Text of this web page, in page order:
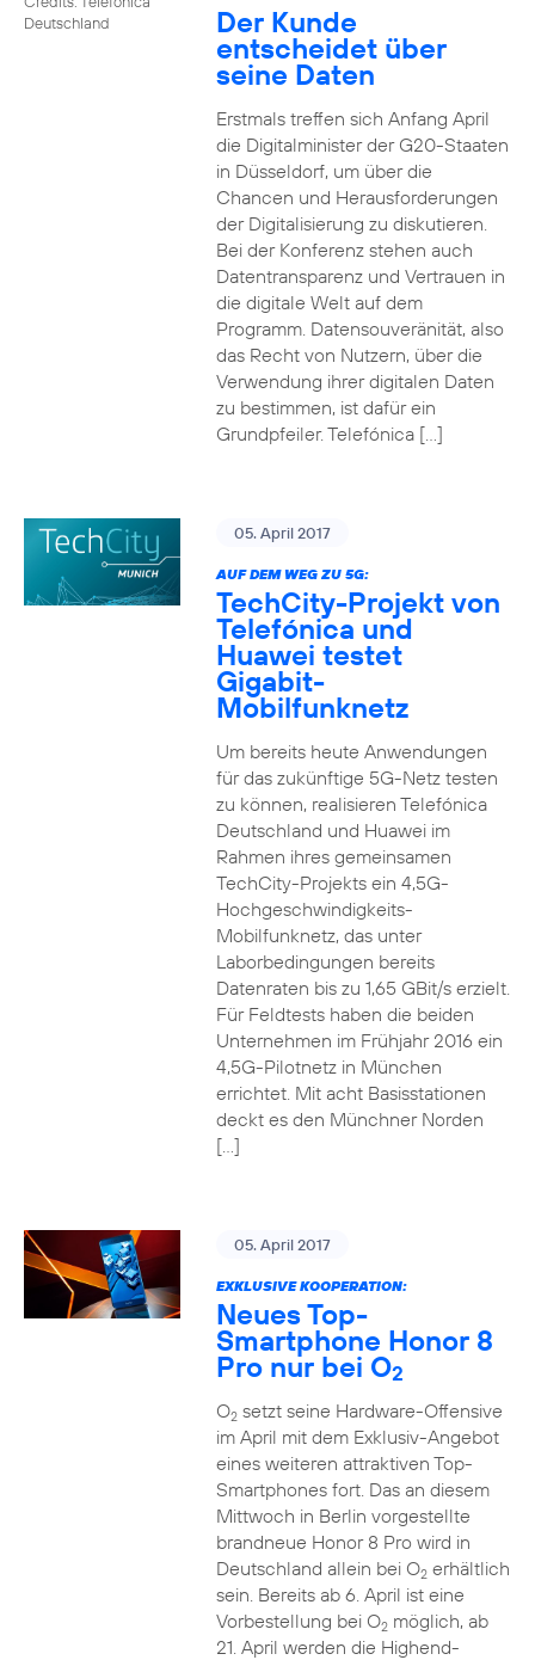
Deutschland
Der Kunde
entscheidet über
seine Daten
Erstmals treffen sich Anfang April
die Digitalminister der G20-Staaten
in Düsseldorf, um über die
Chancen und Herausforderungen
der Digitalisierung zu diskutieren.
Bei der Konferenz stehen auch
Datentransparenz und Vertrauen in
die digitale Welt auf dem
Programm. Datensouveränität, also
das Recht von Nutzern, über die
Verwendung ihrer digitalen Daten
zu bestimmen, ist dafür ein
Grundpfeiler. Telefónica […]
05. April 2017
AUF DEM WEG ZU 5G:
TechCity-Projekt von
Telefónica und
Huawei testet
Gigabit-
Mobilfunknetz
Um bereits heute Anwendungen
für das zukünftige 5G-Netz testen
zu können, realisieren Telefónica
Deutschland und Huawei im
Rahmen ihres gemeinsamen
TechCity-Projekts ein 4,5G-
Hochgeschwindigkeits-
Mobilfunknetz, das unter
Laborbedingungen bereits
Datenraten bis zu 1,65 GBit/s erzielt.
Für Feldtests haben die beiden
Unternehmen im Frühjahr 2016 ein
4,5G-Pilotnetz in München
errichtet. Mit acht Basisstationen
deckt es den Münchner Norden
[…]
05. April 2017
EXKLUSIVE KOOPERATION:
Neues Top-
Smartphone Honor 8
Pro nur bei O2
O2setzt seine Hardware-Offensive
im April mit dem Exklusiv-Angebot
eines weiteren attraktiven Top-
Smartphones fort. Das an diesem
Mittwoch in Berlin vorgestellte
brandneue Honor 8 Pro wird in
Deutschland allein bei O2erhältlich
sein. Bereits ab 6. April ist eine
Vorbestellung bei O2möglich, ab
21. April werden die Highend-